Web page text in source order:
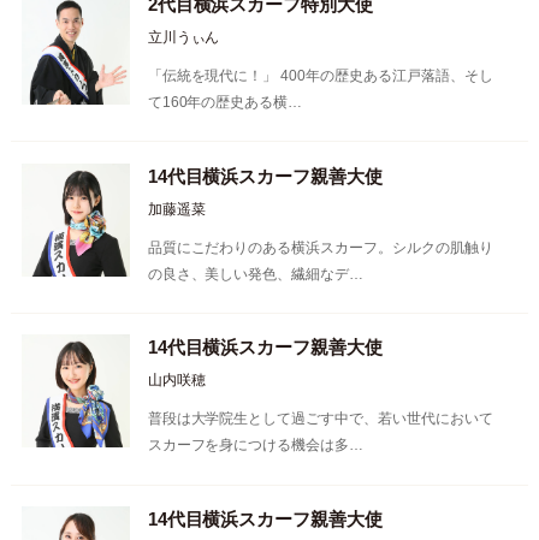
立川うぃん
「伝統を現代に！」 400年の歴史ある江戸落語、そし
て160年の歴史ある横…
14代目横浜スカーフ親善大使
加藤遥菜
品質にこだわりのある横浜スカーフ。シルクの肌触り
の良さ、美しい発色、繊細なデ…
14代目横浜スカーフ親善大使
山内咲穂
普段は大学院生として過ごす中で、若い世代において
スカーフを身につける機会は多…
14代目横浜スカーフ親善大使